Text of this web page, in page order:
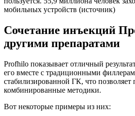
мобильных устройств (источник)
Сочетание инъекций
другими препаратами
Profhilo показывает отличный
его вместе с традиционными
стабилизированной ГК, что позволяет
комбинированные методики.
Вот некоторые примеры из них: